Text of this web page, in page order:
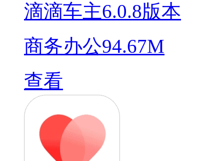
滴滴车主6.0.8版本
商务办公94.67M
查看